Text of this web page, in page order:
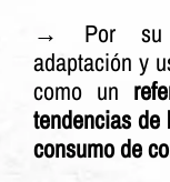
→ Por su
adaptación y
como un
tendencias
consumo de